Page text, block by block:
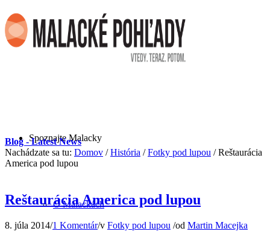
Spoznajte Malacky
O Malackách
Blog - Latest News
Nachádzate sa tu: Domov / História / Fotky pod lupou / Reštaurácia
America pod lupou
Reštaurácia America pod lupou
8. júla 2014/1 Komentár/v Fotky pod lupou /od Martin Macejka